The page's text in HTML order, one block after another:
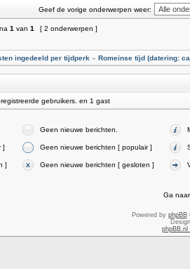
Geef de vorige onderwerpen weer:
1 van 1 [ 2 onderwerpen ]
ingedeeld per tijdperk » Romeinse tijd (datering:
gebruikers. en 1 gast
Geen nieuwe berichten.
] Geen nieuwe berichten [ populair ]
] Geen nieuwe berichten [ gesloten ]
Ga
Powered by phpBB
phpBB.nl